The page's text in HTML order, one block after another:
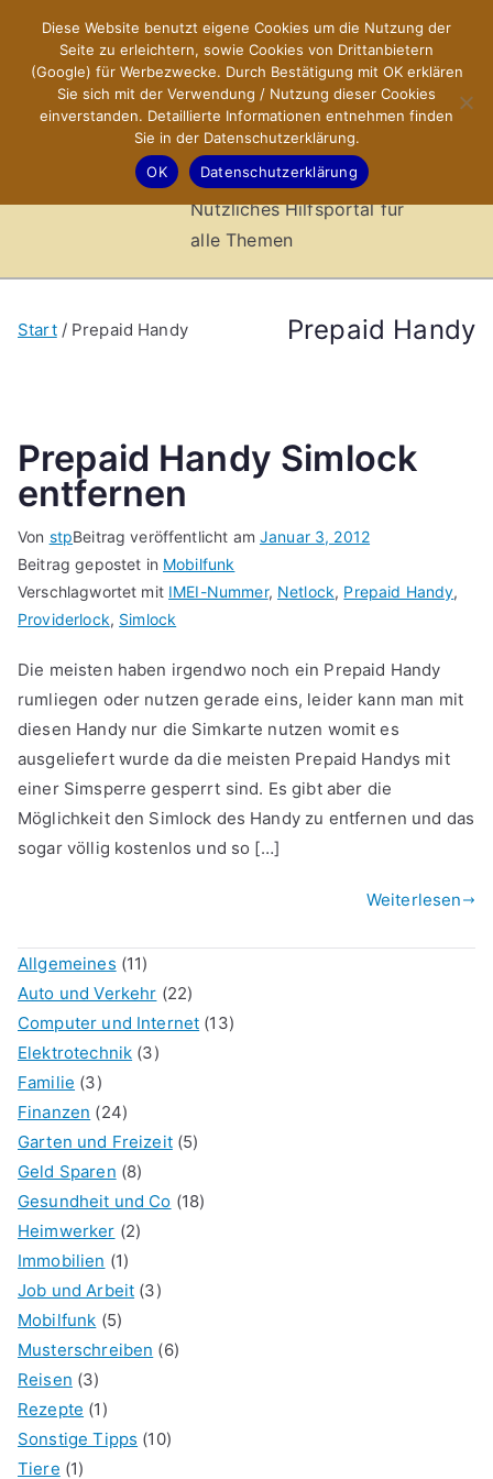
springen
X-Sites.de
–
Hilfsportal
Nützliches Hilfsportal für
alle Themen
Prepaid Handy
Start Prepaid Handy
Prepaid Handy Simlock
entfernen
Von stpBeitrag veröffentlicht am Januar 3, 2012
Beitrag gepostet in Mobilfunk
Verschlagwortet mit IMEI-Nummer, Netlock, Prepaid Handy,
Providerlock, Simlock
Die meisten haben irgendwo noch ein Prepaid Handy
rumliegen oder nutzen gerade eins, leider kann man mit
diesen Handy nur die Simkarte nutzen womit es
ausgeliefert wurde da die meisten Prepaid Handys mit
einer Simsperre gesperrt sind. Es gibt aber die
Möglichkeit den Simlock des Handy zu entfernen und das
sogar völlig kostenlos und so […]
Weiterlesen
Allgemeines (11)
Auto und Verkehr (22)
Computer und Internet (13)
Elektrotechnik (3)
Familie (3)
Finanzen (24)
Garten und Freizeit(5)
Geld Sparen (8)
Gesundheit und Co (18)
Heimwerker (2)
Immobilien (1)
Job und Arbeit (3)
Mobilfunk (5)
Musterschreiben (6)
Reisen (3)
Rezepte (1)
Sonstige Tipps (10)
Tiere (1)
Diese Website benutzt eigene Cookies um die Nutzung der
Seite zu erleichtern, sowie Cookies von Drittanbietern
(Google) für Werbezwecke. Durch Bestätigung mit OK erklären
Sie sich mit der Verwendung / Nutzung dieser Cookies
einverstanden. Detaillierte Informationen entnehmen finden
Sie in der Datenschutzerklärung.
OK
Datenschutzerklärung